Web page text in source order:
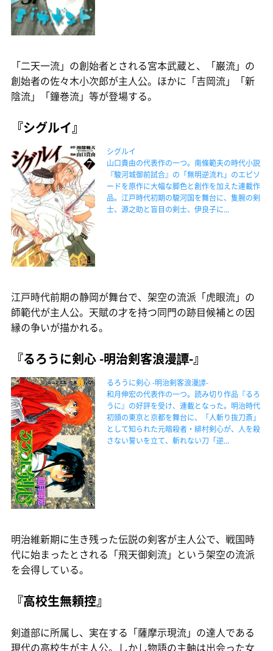
「二天一流」の創始者とされる宮本武蔵と、「巌流」の
創始者の佐々木小次郎が主人公。ほかに「吉岡流」「新
陰流」「鐘巻流」等が登場する。
『シグルイ』
シグルイ
山口貴由の代表作の一つ。南條範夫の時代小説
『駿河城御前試合』の「無明逆流れ」のエピソ
ードを原作に大幅な脚色と創作を加えた連載作
品。江戸時代初期の駿河国を舞台に、隻腕の剣
士、源之助と盲目の剣士、伊良子に...
江戸時代前期の静岡が舞台で、架空の流派「虎眼流」の
師範代が主人公。天賦の才を持つ同門の跡目候補との因
縁の争いが描かれる。
『るろうに剣心 -明治剣客浪漫譚-』
るろうに剣心 -明治剣客浪漫譚-
和月伸宏の代表作の一つ。読み切り作品『るろ
うに』の好評を受け、連載となった。明治時代
初頭の東京と京都を舞台に、「人斬り抜刀斎」
として知られた元暗殺者・緋村剣心が、人を殺
さない誓いを立て、斬れない刀「逆...
明治維新期に生き残った伝説の剣客が主人公で、戦国時
代に始まったとされる「飛天御剣流」という架空の流派
を会得している。
『高校生無頼控』
剣道部に所属し、実在する「薩摩示現流」の達人である
現代の高校生が主人公。しかし物語の主軸は出会った女